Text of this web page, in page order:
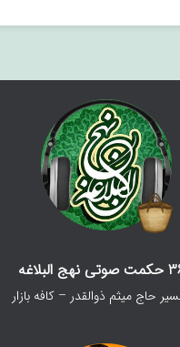
حاج میثم ذوالقدر – کافه بازار